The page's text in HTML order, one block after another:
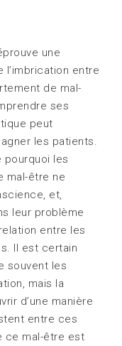
une
entre
de mal-
ses
peut
les patients.
pourquoi les
mal-être ne
et,
leur problème
entre les
Il est certain
souvent les
mais la
d’une manière
entre ces
ce mal-être est